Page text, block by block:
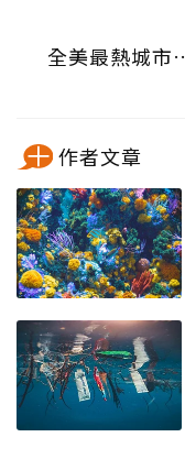
全美最熱城市
作者文章